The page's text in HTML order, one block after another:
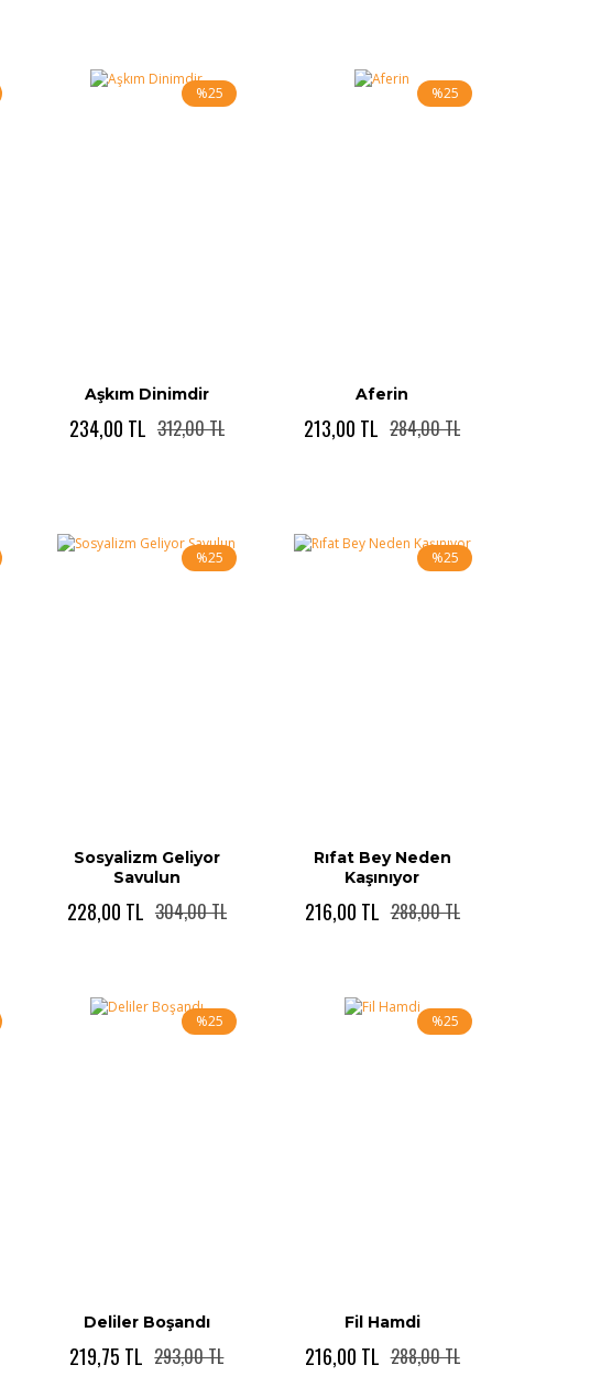
%25
Aşkım Dinimdir
234,00 TL 312,00 TL
%25
Aferin
213,00 TL 284,00 TL
%25
Sosyalizm Geliyor
Savulun
228,00 TL 304,00 TL
%25
Rıfat Bey Neden
Kaşınıyor
216,00 TL 288,00 TL
%25
Deliler Boşandı
219,75 TL 293,00 TL
%25
Fil Hamdi
216,00 TL 288,00 TL